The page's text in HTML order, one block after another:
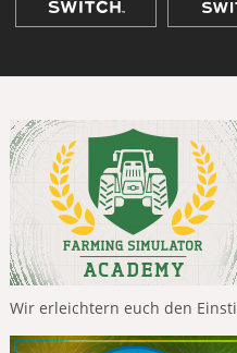
Wir erleichtern euch den